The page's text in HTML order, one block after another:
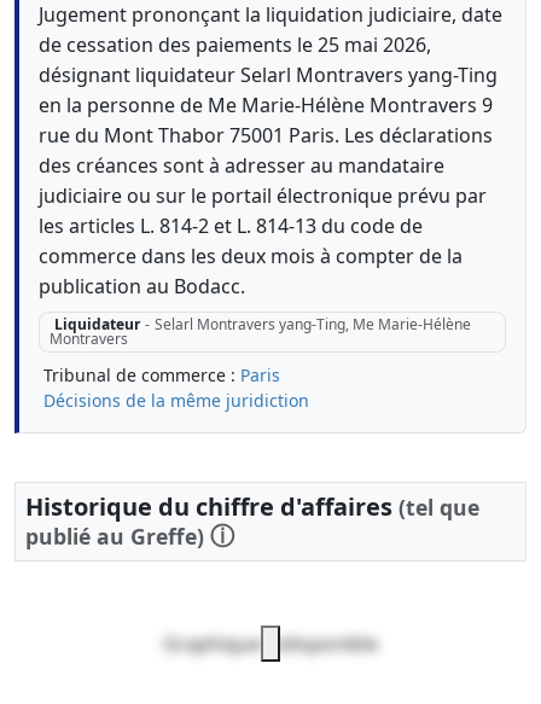
Jugement prononçant la liquidation judiciaire, date
de cessation des paiements le 25 mai 2026,
désignant liquidateur Selarl Montravers yang-Ting
en la personne de Me Marie-Hélène Montravers 9
rue du Mont Thabor 75001 Paris. Les déclarations
des créances sont à adresser au mandataire
judiciaire ou sur le portail électronique prévu par
les articles L. 814-2 et L. 814-13 du code de
commerce dans les deux mois à compter de la
publication au Bodacc.
Liquidateur - Selarl Montravers yang-Ting, Me Marie-Hélène
Montravers
Tribunal de commerce : Paris
Décisions de la même juridiction
Historique du chiffre d'affaires (tel que
publié au Greffe) ⓘ
Graphique indisponible